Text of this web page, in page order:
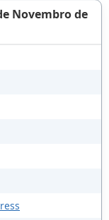
Novembro de